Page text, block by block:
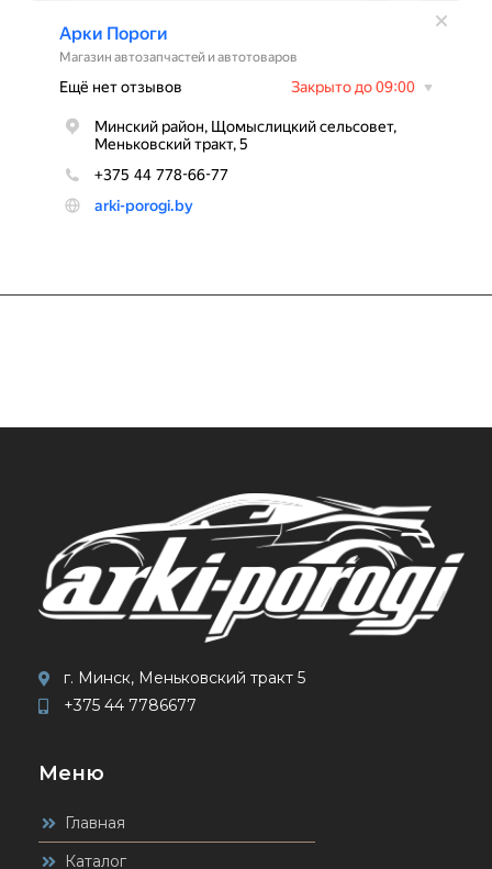
г. Минск, Меньковский тракт 5
+375 44 7786677
Меню
Главная
Каталог